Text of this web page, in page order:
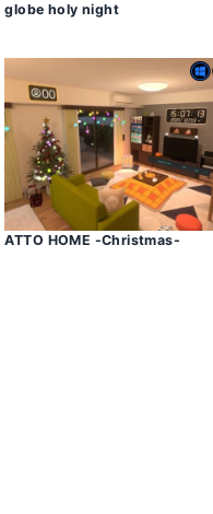
globe holy night
ATTO HOME -Christmas-